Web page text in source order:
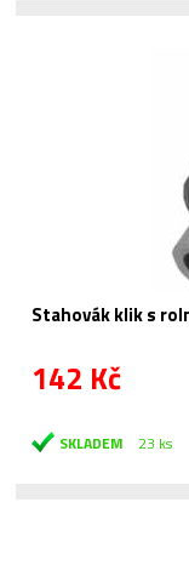
Stahovák klik s
142 Kč
SKLADEM 23 ks